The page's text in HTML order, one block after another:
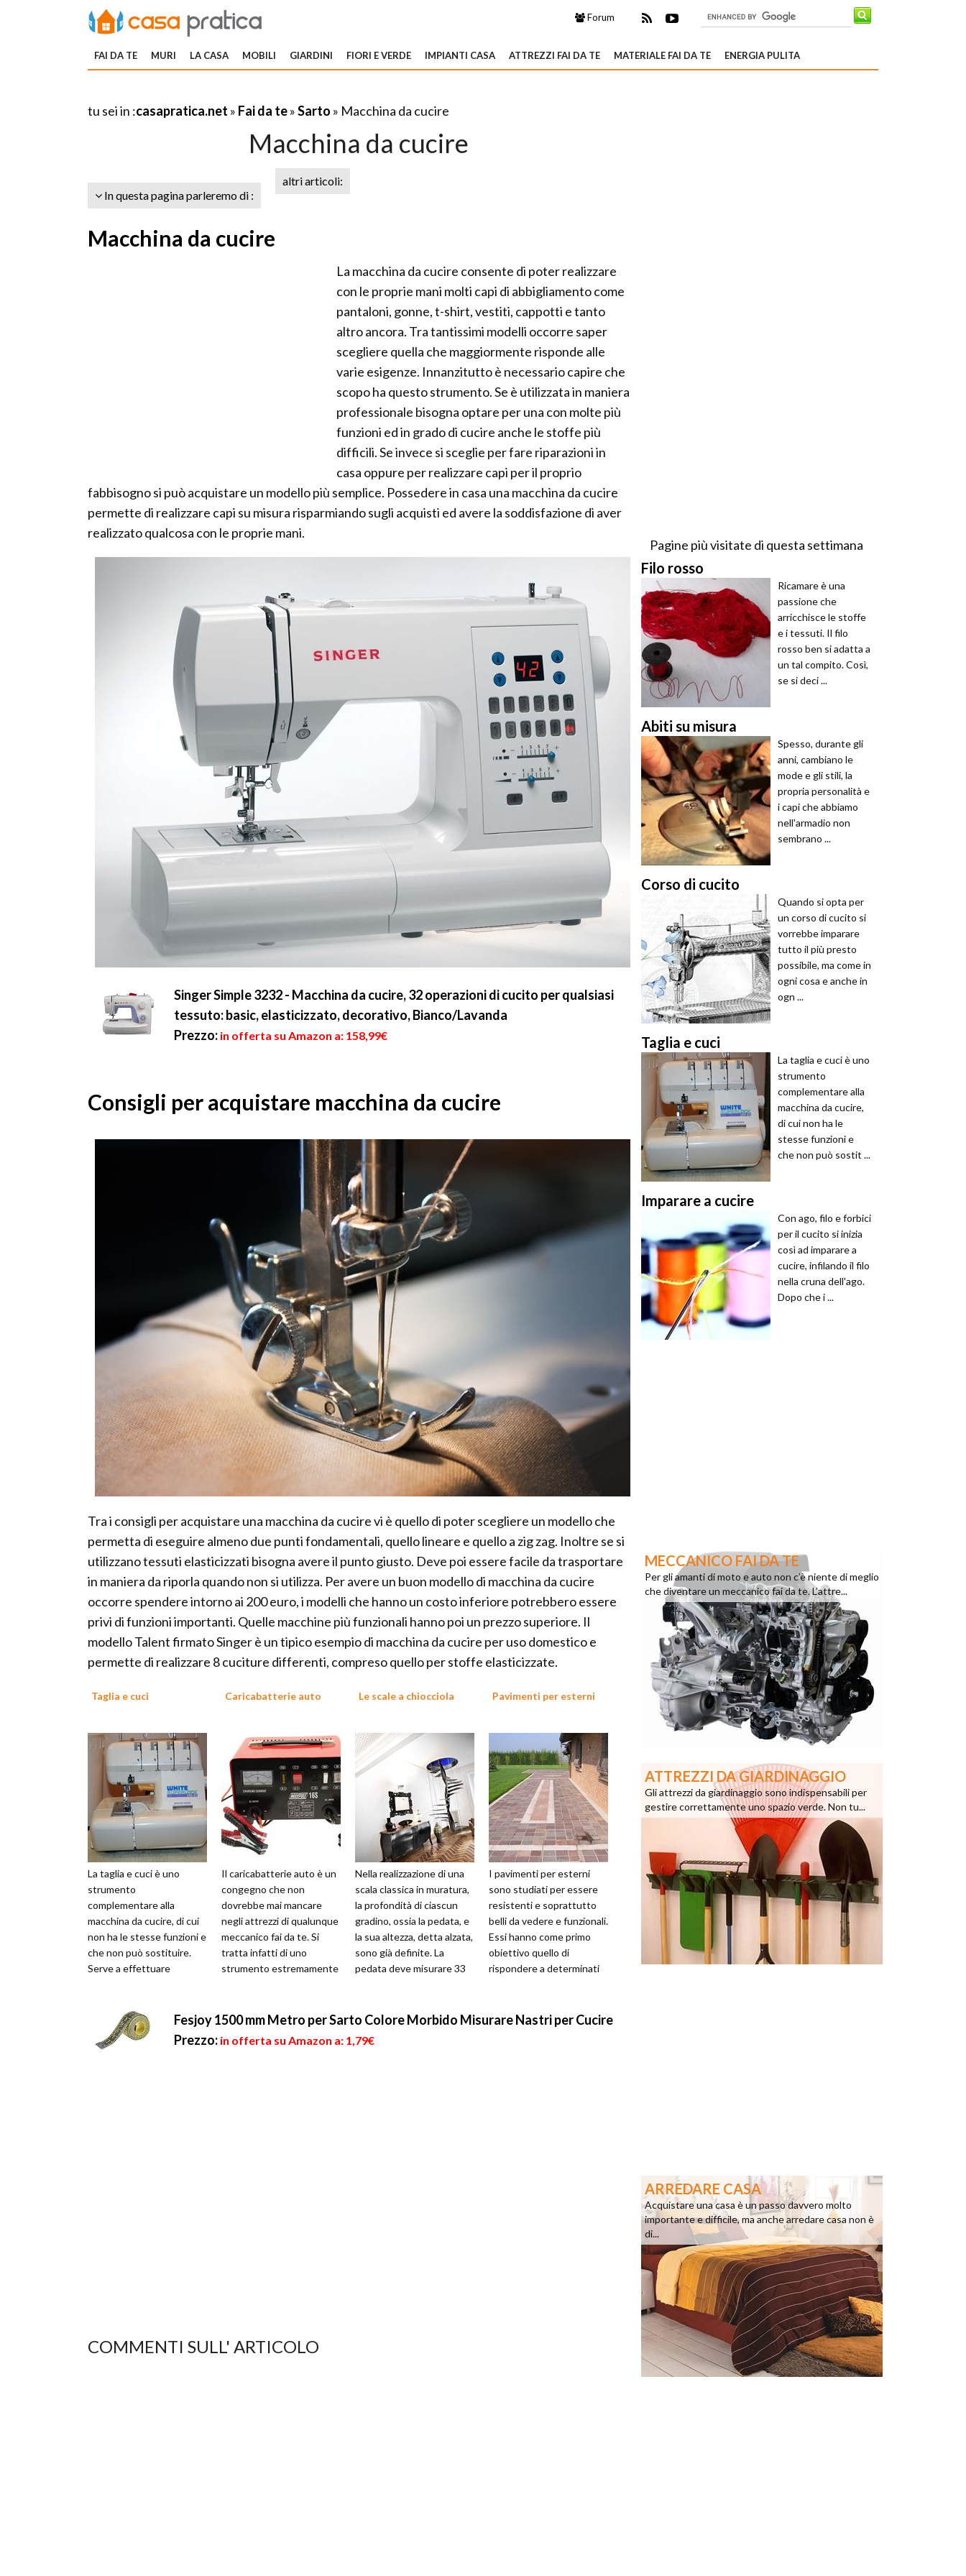
Forum
FAI DA TE MURI LA CASA MOBILI GIARDINI FIORI E VERDE IMPIANTI CASA ATTREZZI FAI DA TE MATERIALE FAI DA TE ENERGIA PULITA
tu sei in :casapratica.net » Fai da te»Sarto » Macchina da cucire
Macchina da cucire
In questa pagina parleremo di :
altri articoli:
Macchina da cucire
La macchina da cucire consente di poter realizzare
con le proprie mani molti capi di abbigliamento come
pantaloni, gonne, t-shirt, vestiti, cappotti e tanto
altro ancora. Tra tantissimi modelli occorre saper
scegliere quella che maggiormente risponde alle
varie esigenze. Innanzitutto è necessario capire che
scopo ha questo strumento. Se è utilizzata in maniera
professionale bisogna optare per una con molte più
funzioni ed in grado di cucire anche le stoffe più
difficili. Se invece si sceglie per fare riparazioni in
casa oppure per realizzare capi per il proprio
fabbisogno si può acquistare un modello più semplice. Possedere in casa una macchina da cucire
permette di realizzare capi su misura risparmiando sugli acquisti ed avere la soddisfazione di aver
realizzato qualcosa con le proprie mani.
Singer Simple 3232 - Macchina da cucire, 32 operazioni di cucito per qualsiasi
tessuto: basic, elasticizzato, decorativo, Bianco/Lavanda
Prezzo: in offerta su Amazon a: 158,99€
Consigli per acquistare macchina da cucire
Tra i consigli per acquistare una macchina da cucire vi è quello di poter scegliere un modello che
permetta di eseguire almeno due punti fondamentali, quello lineare e quello a zig zag. Inoltre se si
utilizzano tessuti elasticizzati bisogna avere il punto giusto. Deve poi essere facile da trasportare
in maniera da riporla quando non si utilizza. Per avere un buon modello di macchina da cucire
occorre spendere intorno ai 200 euro, i modelli che hanno un costo inferiore potrebbero essere
privi di funzioni importanti. Quelle macchine più funzionali hanno poi un prezzo superiore. Il
modello Talent firmato Singer è un tipico esempio di macchina da cucire per uso domestico e
permette di realizzare 8 cuciture differenti, compreso quello per stoffe elasticizzate.
Taglia e cuci
La taglia e cuci è uno
strumento
complementare alla
macchina da cucire, di cui
non ha le stesse funzioni e
che non può sostituire.
Serve a effettuare
Caricabatterie auto
Il caricabatterie auto è un
congegno che non
dovrebbe mai mancare
negli attrezzi di qualunque
meccanico fai da te. Si
tratta infatti di uno
strumento estremamente
Le scale a chiocciola
Nella realizzazione di una
scala classica in muratura,
la profondità di ciascun
gradino, ossia la pedata, e
la sua altezza, detta alzata,
sono già definite. La
pedata deve misurare 33
Pavimenti per esterni
I pavimenti per esterni
sono studiati per essere
resistenti e soprattutto
belli da vedere e funzionali.
Essi hanno come primo
obiettivo quello di
rispondere a determinati
Fesjoy 1500 mm Metro per Sarto Colore Morbido Misurare Nastri per Cucire
Prezzo: in offerta su Amazon a: 1,79€
COMMENTI SULL' ARTICOLO
Pagine più visitate di questa settimana
Filo rosso
Ricamare è una
passione che
arricchisce le stoffe
e i tessuti. Il filo
rosso ben si adatta a
un tal compito. Così,
se si deci ...
Abiti su misura
Spesso, durante gli
anni, cambiano le
mode e gli stili, la
propria personalità e
i capi che abbiamo
nell'armadio non
sembrano ...
Corso di cucito
Quando si opta per
un corso di cucito si
vorrebbe imparare
tutto il più presto
possibile, ma come in
ogni cosa e anche in
ogn ...
Taglia e cuci
La taglia e cuci è uno
strumento
complementare alla
macchina da cucire,
di cui non ha le
stesse funzioni e
che non può sostit ...
Imparare a cucire
Con ago, filo e forbici
per il cucito si inizia
così ad imparare a
cucire, infilando il filo
nella cruna dell'ago.
Dopo che i ...
MECCANICO FAI DA TE
Per gli amanti di moto e auto non c’è niente di meglio
che diventare un meccanico fai da te. L’attre...
ATTREZZI DA GIARDINAGGIO
Gli attrezzi da giardinaggio sono indispensabili per
gestire correttamente uno spazio verde. Non tu...
ARREDARE CASA
Acquistare una casa è un passo davvero molto
importante e difficile, ma anche arredare casa non è
di...